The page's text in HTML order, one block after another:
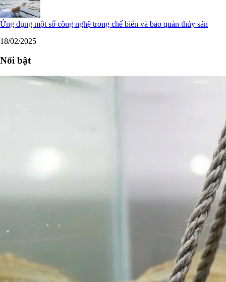
Ứng dụng một số công nghệ trong chế biến và bảo quản thủy sản
18/02/2025
Nổi bật